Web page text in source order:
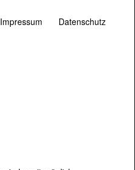
Impressum Datenschutz